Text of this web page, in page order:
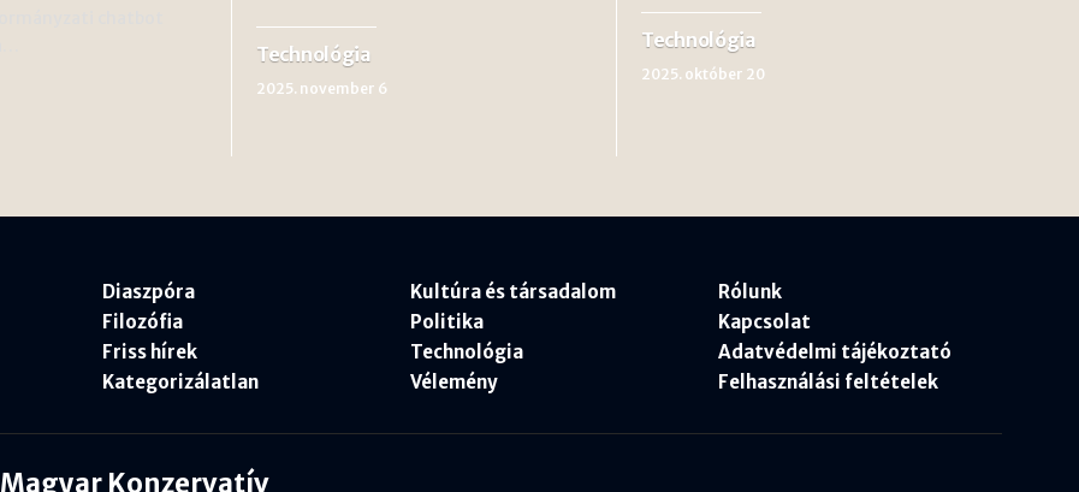
Technológia
2025. november 6
Technológia
2025. október 20
Diaszpóra
Filozófia
Friss hírek
Kategorizálatlan
Kultúra és társadalom
Politika
Technológia
Vélemény
Rólunk
Kapcsolat
Adatvédelmi tájékoztató
Felhasználási feltételek
Magyar Konzervatív